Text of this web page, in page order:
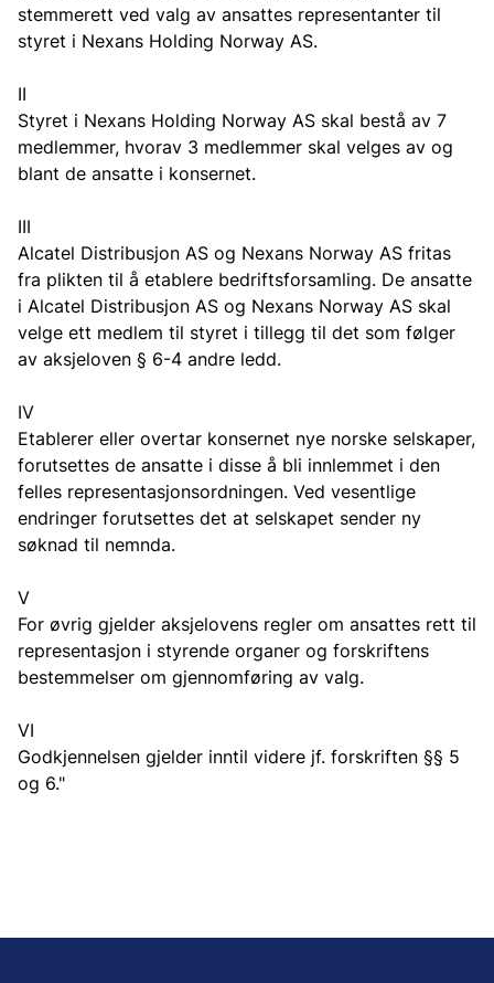
stemmerett ved valg av ansattes representanter til
styret i Nexans Holding Norway AS.
II
Styret i Nexans Holding Norway AS skal bestå av 7
medlemmer, hvorav 3 medlemmer skal velges av og
blant de ansatte i konsernet.
III
Alcatel Distribusjon AS og Nexans Norway AS fritas
fra plikten til å etablere bedriftsforsamling. De ansatte
i Alcatel Distribusjon AS og Nexans Norway AS skal
velge ett medlem til styret i tillegg til det som følger
av aksjeloven § 6-4 andre ledd.
IV
Etablerer eller overtar konsernet nye norske selskaper,
forutsettes de ansatte i disse å bli innlemmet i den
felles representasjonsordningen. Ved vesentlige
endringer forutsettes det at selskapet sender ny
søknad til nemnda.
V
For øvrig gjelder aksjelovens regler om ansattes rett til
representasjon i styrende organer og forskriftens
bestemmelser om gjennomføring av valg.
VI
Godkjennelsen gjelder inntil videre jf. forskriften §§ 5
og 6."